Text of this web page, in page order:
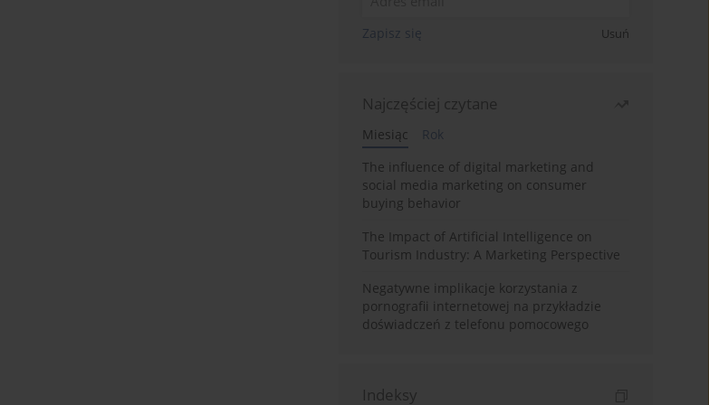
Zapisz się Usuń
Najczęściej czytane
Miesiąc
Rok
The influence of digital marketing and
social media marketing on consumer
buying behavior
The Impact of Artificial Intelligence on
Tourism Industry: A Marketing Perspective
Negatywne implikacje korzystania z
pornografii internetowej na przykładzie
doświadczeń z telefonu pomocowego
Indeksy